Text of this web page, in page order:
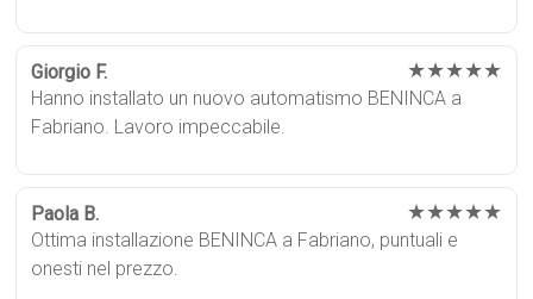
Giorgio F. ★★★★★
Hanno installato un nuovo automatismo BENINCA a
Fabriano. Lavoro impeccabile.
Paola B. ★★★★★
Ottima installazione BENINCA a Fabriano, puntuali e
onesti nel prezzo.